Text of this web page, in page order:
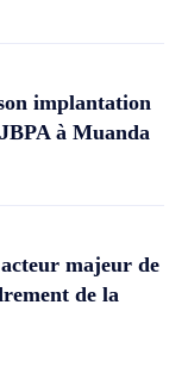
implantation
à Muanda
majeur de
de la